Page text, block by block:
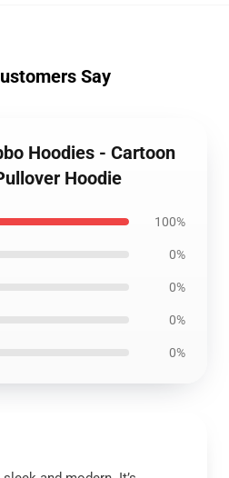
Say
Hoodies - Cartoon
Hoodie
100%
0%
0%
0%
0%